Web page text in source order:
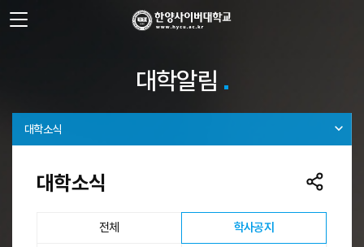
사이트정보 바로가기
대학알림
대학소식
대학소식
전체 학사공지
선택됨